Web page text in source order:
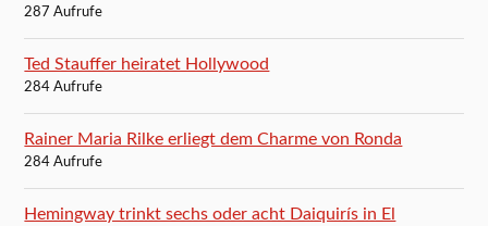
287 Aufrufe
Ted Stauffer heiratet Hollywood
284 Aufrufe
Rainer Maria Rilke erliegt dem Charme von Ronda
284 Aufrufe
Hemingway trinkt sechs oder acht Daiquirís in El